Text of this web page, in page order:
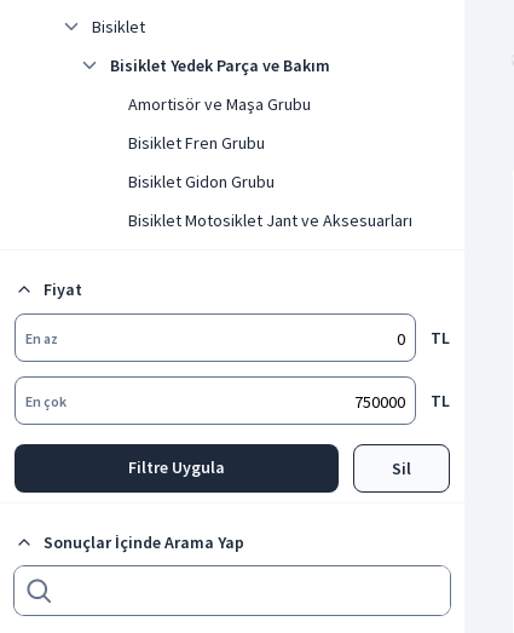
Bisiklet
Bisiklet Yedek Parça ve Bakım
Amortisör ve Maşa Grubu
Bisiklet Fren Grubu
Bisiklet Gidon Grubu
Bisiklet Motosiklet Jant ve Aksesuarları
Fiyat
En az TL
En çok TL
Filtre Uygula Sil
Sonuçlar İçinde Arama Yap